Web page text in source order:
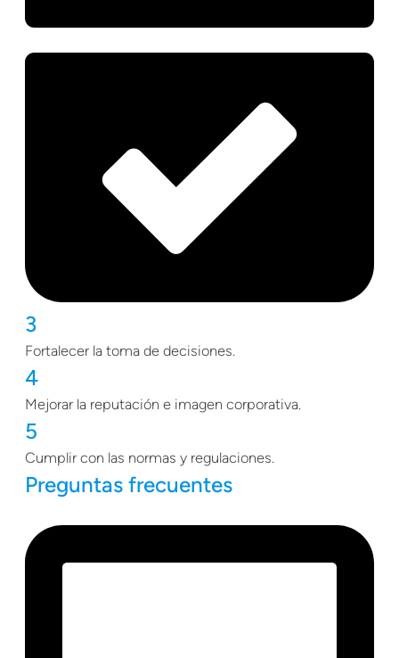
3
Fortalecer la toma de decisiones.
4
Mejorar la reputación e imagen corporativa.
5
Cumplir con las normas y regulaciones.
Preguntas frecuentes